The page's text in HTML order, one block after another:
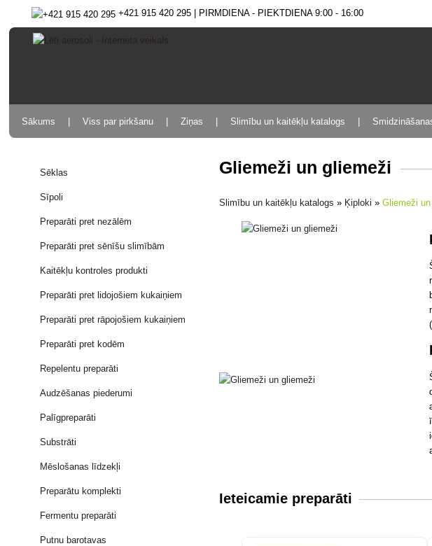
+421 915 420 295 | PIRMDIENA - PIEKTDIENA 9:00 - 16:00
Sākums Viss par pirkšanu Ziņas Slimību un kaitēkļu katalogs
Sēklas
Sīpoli
Preparāti pret nezālēm
Preparāti pret sēnīšu slimībām
Kaitēkļu kontroles produkti
Preparāti pret lidojošiem kukaiņiem
Preparāti pret rāpojošiem kukaiņiem
Preparāti pret kodēm
Repelentu preparāti
Audzēšanas piederumi
Palīgpreparāti
Substrāti
Mēslošanas līdzekļi
Preparātu komplekti
Fermentu preparāti
Putnu barotavas
Gliemeži un gliemeži
Slimību un kaitēkļu katalogs » Ķiploki »Gliemeži
Ieteicamie preparāti